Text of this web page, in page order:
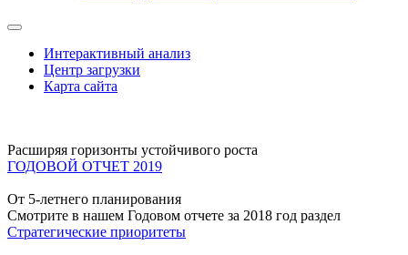
Интерактивный анализ
Центр загрузки
Карта сайта
Расширяя горизонты устойчивого роста
ГОДОВОЙ ОТЧЕТ 2019
От 5-летнего планирования
Смотрите в нашем Годовом отчете за 2018 год раздел
Стратегические приоритеты